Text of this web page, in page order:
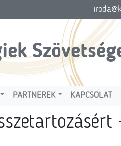
PARTNEREK KAPCSOLAT
-